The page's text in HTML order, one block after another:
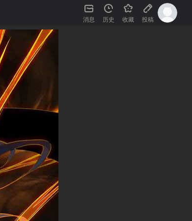
消息 历史 收藏 投稿